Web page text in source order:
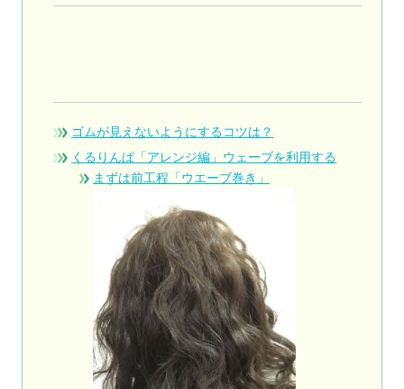
ゴムが見えないようにするコツは？
くるりんぱ「アレンジ編」ウェーブを利用する
まずは前工程「ウエーブ巻き」